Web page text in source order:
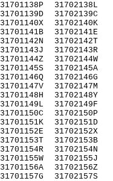
31701138P
31701139D
31701140X
31701141B
31701142N
31701143J
31701144Z
31701145S
31701146Q
31701147V
31701148H
31701149L
31701150C
31701151K
31701152E
31701153T
31701154R
31701155W
31701156A
31701157G
31702138L
31702139C
31702140K
31702141E
31702142T
31702143R
31702144W
31702145A
31702146G
31702147M
31702148Y
31702149F
31702150P
31702151D
31702152X
31702153B
31702154N
31702155J
31702156Z
31702157S